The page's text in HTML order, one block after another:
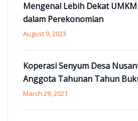
Mengenal Lebih Dekat
dalam Perekonomian
August 9, 2023
Koperasi Senyum Desa
Anggota Tahunan Tahun
March 29, 2021